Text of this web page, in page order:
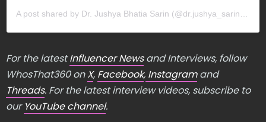
For the latestInfluencer Newsand Interviews, follow
WhosThat360 onX, Facebook, Instagramand
Threads. For the latest interview videos, subscribe to
our YouTube channel.